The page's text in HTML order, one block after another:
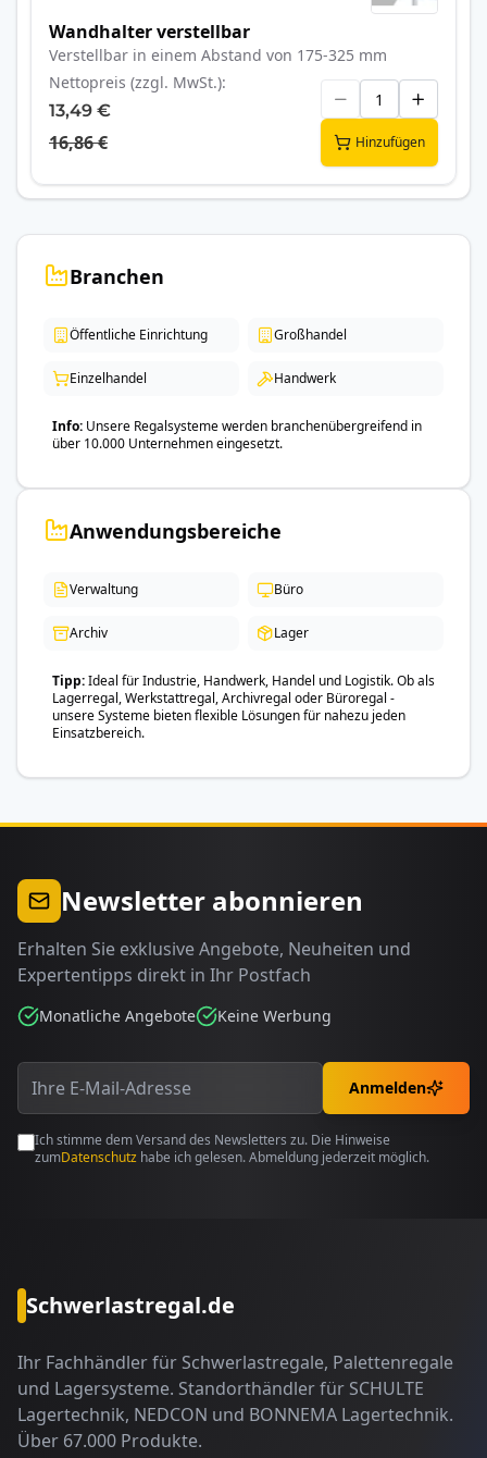
Wandhalter verstellbar
Verstellbar in einem Abstand von 175-325 mm
Nettopreis (zzgl. MwSt.)
13,49 €
16,86 € Hinzufügen
Branchen
Öffentliche Einrichtung Großhandel
Einzelhandel Handwerk
Info Unsere Regalsysteme werden branchenübergreifend in
über 10.000 Unternehmen eingesetzt.
Anwendungsbereiche
Verwaltung Büro
Archiv Lager
Tipp Ideal für Industrie, Handwerk, Handel und Logistik. Ob als
Lagerregal, Werkstattregal, Archivregal oder Büroregal -
unsere Systeme bieten flexible Lösungen für nahezu jeden
Einsatzbereich.
Newsletter abonnieren
Erhalten Sie exklusive Angebote, Neuheiten und
Expertentipps direkt in Ihr Postfach
Monatliche Angebote Keine Werbung
Anmelden
Ich stimme dem Versand des Newsletters zu. Die Hinweise
zumDatenschutz habe ich gelesen. Abmeldung jederzeit möglich.
Schwerlastregal.de
Ihr Fachhändler für Schwerlastregale, Palettenregale
und Lagersysteme. Standorthändler für SCHULTE
Lagertechnik, NEDCON und BONNEMA Lagertechnik.
Über 67.000 Produkte.